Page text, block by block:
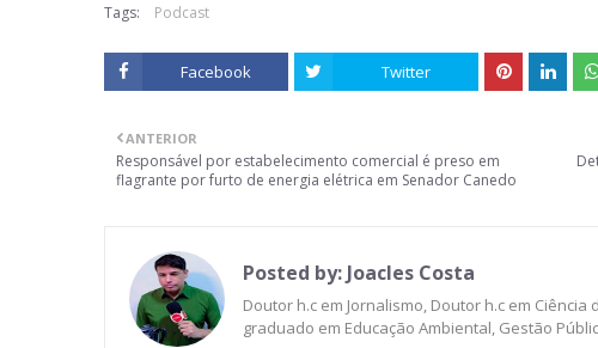
Tags: Podcast
Facebook Twitter
ANTERIOR
Responsável por estabelecimento comercial é preso em
flagrante por furto de energia elétrica em Senador Canedo
Posted by: Joacles Costa
Doutor h.c em Jornalismo, Doutor h.c em
graduado em Educação Ambiental, Gestão